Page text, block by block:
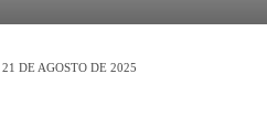
21 DE AGOSTO DE 2025